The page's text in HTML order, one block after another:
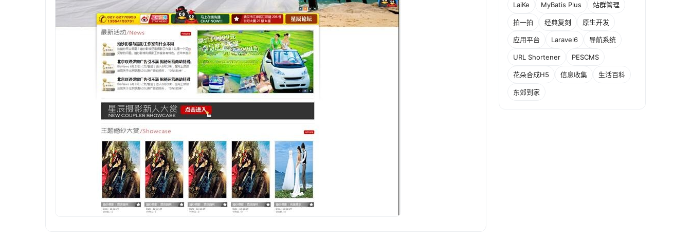
LaiKe MyBatis Plus 站群管理
拍一拍 经典复刻 原生开发
应用平台 Laravel6 导航系统
URL Shortener PESCMS
花朵合成H5 信息收集 生活百科
东郊到家